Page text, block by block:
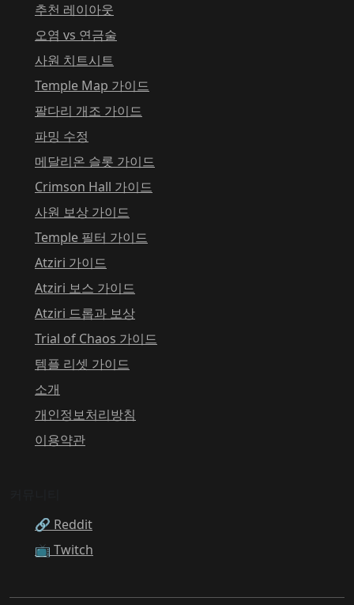
추천 레이아웃
오염 vs 연금술
사원 치트시트
Temple Map 가이드
팔다리 개조 가이드
파밍 수정
메달리온 슬롯 가이드
Crimson Hall 가이드
사원 보상 가이드
Temple 필터 가이드
Atziri 가이드
Atziri 보스 가이드
Atziri 드롭과 보상
Trial of Chaos 가이드
템플 리셋 가이드
소개
개인정보처리방침
이용약관
🔗 Reddit
📺 Twitch